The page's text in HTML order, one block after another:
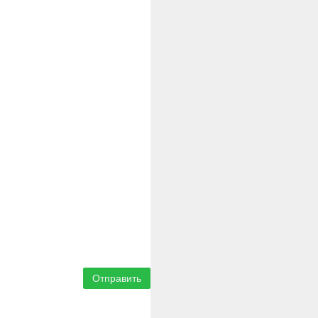
Отправить